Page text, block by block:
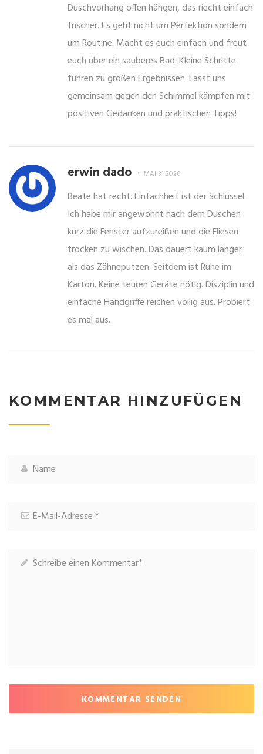
Duschvorhang offen hängen, das riecht einfach
frischer. Es geht nicht um Perfektion sondern
um Routine. Macht es euch einfach und freut
euch über ein sauberes Bad. Kleine Schritte
führen zu großen Ergebnissen. Lasst uns
gemeinsam gegen den Schimmel kämpfen mit
positiven Gedanken und praktischen Tipps!
erwin dado MAI 31 2026
Beate hat recht. Einfachheit ist der Schlüssel.
Ich habe mir angewöhnt nach dem Duschen
kurz die Fenster aufzureißen und die Fliesen
trocken zu wischen. Das dauert kaum länger
als das Zähneputzen. Seitdem ist Ruhe im
Karton. Keine teuren Geräte nötig. Disziplin und
einfache Handgriffe reichen völlig aus. Probiert
es mal aus.
KOMMENTAR HINZUFÜGEN
KOMMENTAR SENDEN